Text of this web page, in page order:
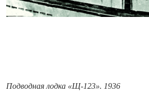
Подводная лодка «Щ-123». 1936